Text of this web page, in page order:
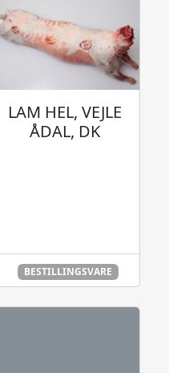
LAM HEL, VEJLE
ÅDAL, DK
BESTILLINGSVARE